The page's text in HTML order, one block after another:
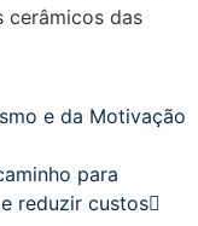
cerâmicos das
e da Motivação
para
reduzir custos